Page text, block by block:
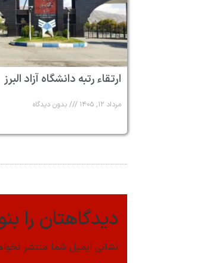
ارتقاء رتبه دانشگاه آزاد البرز
مرداد ۱۲, ۱۴۰۵ بدون دیدگاه
دیدگاهتان را
نشانی ایمیل شما منتشر